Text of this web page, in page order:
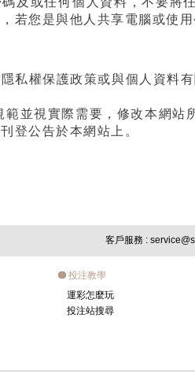
若您是與他人共享電腦或使
私權保護政策或與個人資料
並視實際需要，修改本網
登公告於本網站上。
客戶服務 :
投注教學
運彩怎麼玩
投注站搜尋